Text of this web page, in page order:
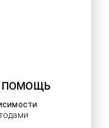
ПОМОЩЬ